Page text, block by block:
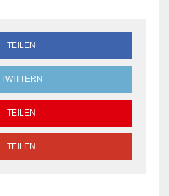
TEILEN
TWITTERN
TEILEN
TEILEN